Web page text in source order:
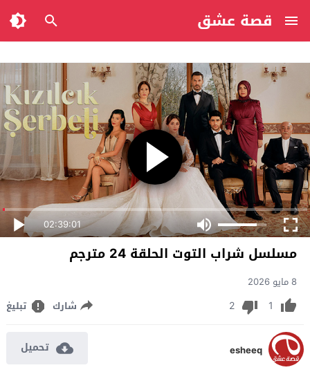
قصة عشق
02:39:01
مسلسل شراب التوت الحلقة 24 مترجم
8 مايو 2026
1
2 شارك تبليغ
esheeq تحميل